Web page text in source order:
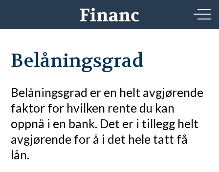
Belåningsgrad
Belåningsgrad er en helt avgjørende
faktor for hvilken rente du kan
oppnå i en bank. Det er i tillegg helt
avgjørende for å i det hele tatt få
lån.